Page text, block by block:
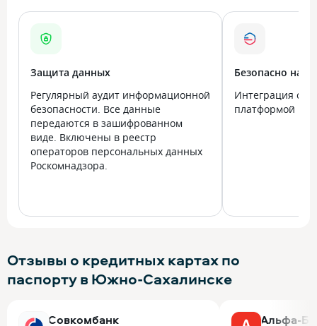
Защита данных
Регулярный аудит информационной
безопасности. Все данные
передаются в зашифрованном
виде. Включены в реестр
операторов персональных данных
Роскомнадзора.
Безопасно на
Интеграция с
платформой
Отзывы о кредитных картах по
паспорту в Южно-Сахалинске
Совкомбанк Альфа-